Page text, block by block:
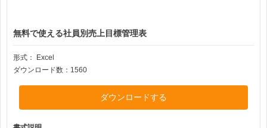
無料で使える社員別売上目標管理表
形式：
Excel
ダウンロード数：1560
ダウンロードする